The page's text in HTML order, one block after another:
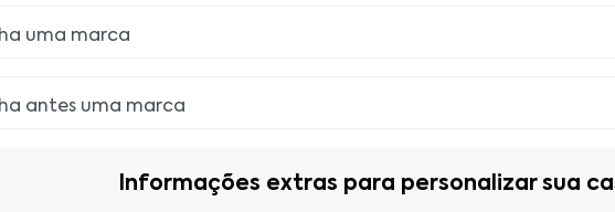
Informações extras para personalizar sua